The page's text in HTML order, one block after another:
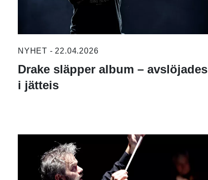
NYHET - 22.04.2026
Drake släpper album – avslöjades
i jätteis